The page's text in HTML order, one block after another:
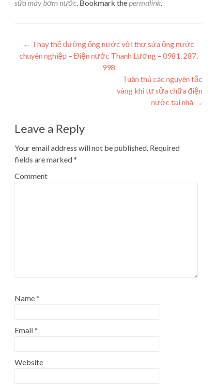
sửa máy bơm nước. Bookmark thepermalink.
Post navigation
← Thay thế đường ống nước với thợ sửa ống nước
chuyên nghiệp – Điện nước Thanh Lương – 0981, 287,
998
Tuân thủ các nguyên tắc
vàng khi tự sửa chữa điện
nước tại nhà →
Leave a Reply
Your email address will not be published. Required
fields are marked*
Comment
Name*
Email*
Website